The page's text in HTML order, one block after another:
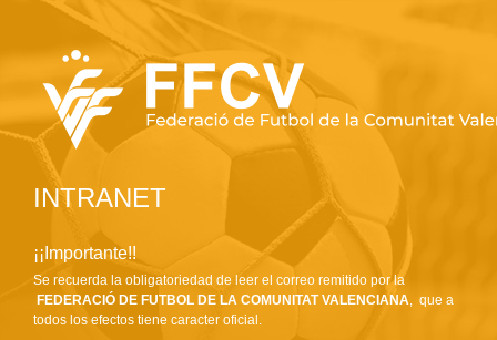
INTRANET
¡¡Importante!!
Se recuerda la obligatoriedad de leer el correo remitido por la
FEDERACIÓ DE FUTBOL DE LA COMUNITAT VALENCIANA, que a
todos los efectos tiene caracter oficial.